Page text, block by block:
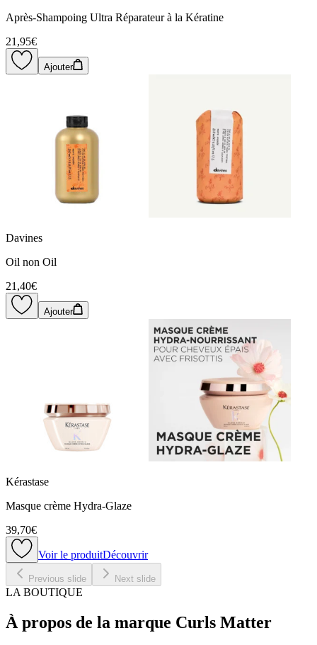
Après-Shampoing Ultra Réparateur à la Kératine
21,95€
Ajouter
Davines
Oil non Oil
21,40€
Ajouter
Kérastase
Masque crème Hydra-Glaze
39,70€
Voir le produitDécouvrir
Previous slide Next slide
LA BOUTIQUE
À propos de la marque Curls Matter